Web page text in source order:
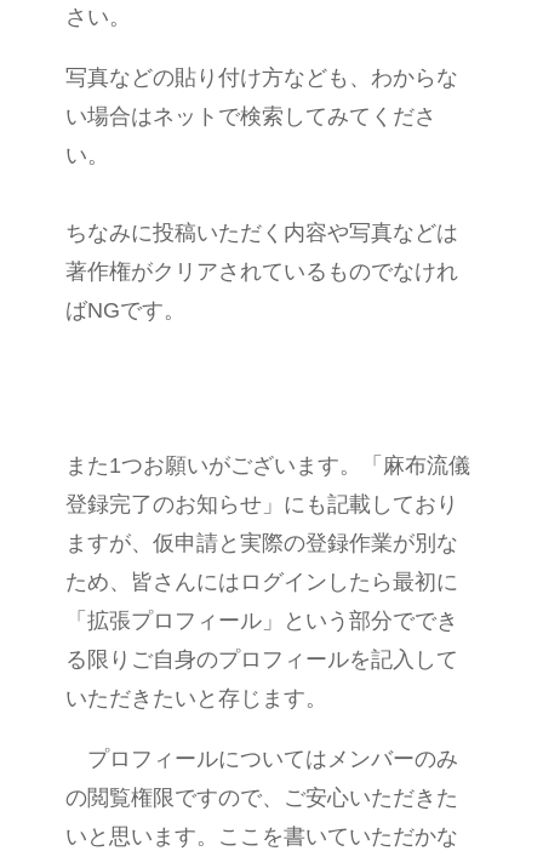
さい。
写真などの貼り付け方なども、わからな
い場合はネットで検索してみてくださ
い。
ちなみに投稿いただく内容や写真などは
著作権がクリアされているものでなけれ
ばNGです。
また1つお願いがございます。「麻布流儀
登録完了のお知らせ」にも記載しており
ますが、仮申請と実際の登録作業が別な
ため、皆さんにはログインしたら最初に
「拡張プロフィール」という部分ででき
る限りご自身のプロフィールを記入して
いただきたいと存じます。
プロフィールについてはメンバーのみ
の閲覧権限ですので、ご安心いただきた
いと思います。ここを書いていただかな